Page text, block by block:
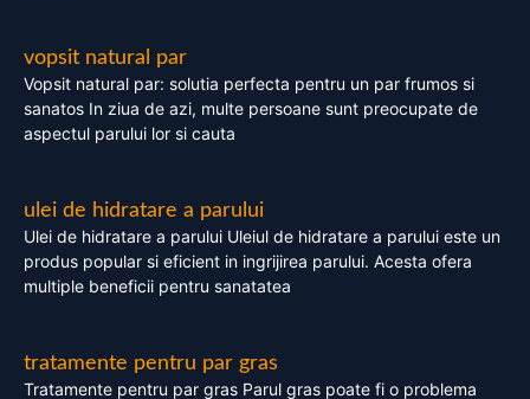
vopsit natural par
Vopsit natural par: solutia perfecta pentru un par frumos si
sanatos In ziua de azi, multe persoane sunt preocupate de
aspectul parului lor si cauta
ulei de hidratare a parului
Ulei de hidratare a parului Uleiul de hidratare a parului este un
produs popular si eficient in ingrijirea parului. Acesta ofera
multiple beneficii pentru sanatatea
tratamente pentru par gras
Tratamente pentru par gras Parul gras poate fi o problema